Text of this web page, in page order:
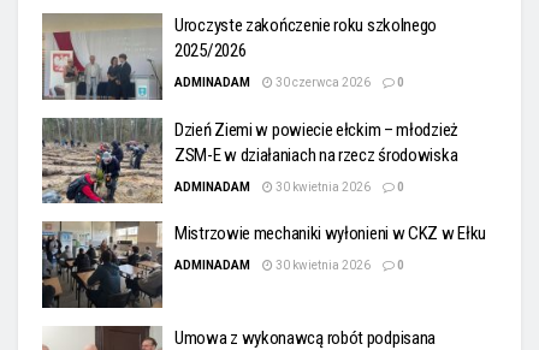
Uroczyste zakończenie roku szkolnego
2025/2026
ADMINADAM 30 czerwca 2026 0
Dzień Ziemi w powiecie ełckim – młodzież
ZSM-E w działaniach na rzecz środowiska
ADMINADAM 30 kwietnia 2026 0
Mistrzowie mechaniki wyłonieni w CKZ w Ełku
ADMINADAM 30 kwietnia 2026 0
Umowa z wykonawcą robót podpisana